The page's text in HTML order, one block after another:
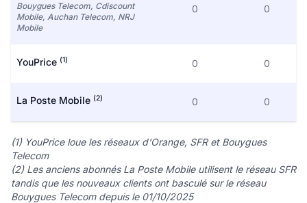
Bouygues Telecom, Cdiscount
Mobile, Auchan Telecom, NRJ
Mobile
0 0
YouPrice (1) 0 0
La Poste Mobile (2) 0 0
(1) YouPrice loue les réseaux d'Orange, SFR et Bouygues
Telecom
(2) Les anciens abonnés La Poste Mobile utilisent le réseau SFR
tandis que les nouveaux clients ont basculé sur le réseau
Bouygues Telecom depuis le 01/10/2025